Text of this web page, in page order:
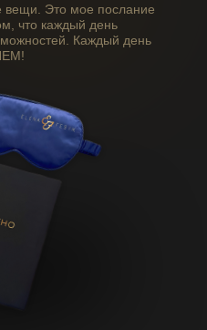
вещи. Это мое послание
что каждый день
Каждый день